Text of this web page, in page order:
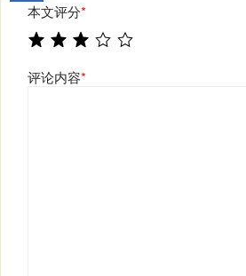
本文评分*
评论内容*